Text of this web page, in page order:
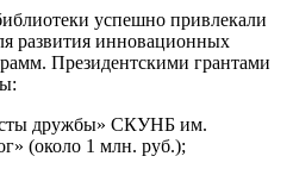
успешно привлекали
развития инновационных
Президентскими грантами
дружбы» СКУНБ им.
(около 1 млн. руб.);